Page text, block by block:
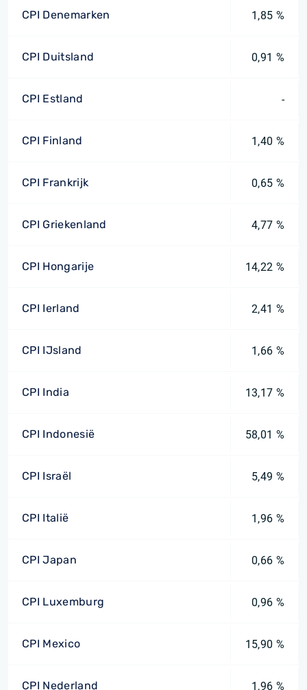
CPI Denemarken 1,85 %
CPI Duitsland 0,91 %
CPI Estland -
CPI Finland 1,40 %
CPI Frankrijk 0,65 %
CPI Griekenland 4,77 %
CPI Hongarije 14,22 %
CPI Ierland 2,41 %
CPI IJsland 1,66 %
CPI India 13,17 %
CPI Indonesië 58,01 %
CPI Israël 5,49 %
CPI Italië 1,96 %
CPI Japan 0,66 %
CPI Luxemburg 0,96 %
CPI Mexico 15,90 %
CPI Nederland 1,96 %